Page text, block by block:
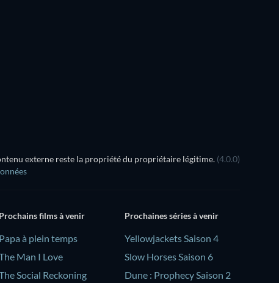
externe reste la propriété du propriétaire légitime. (4.0.0)
Prochains films à venir
‎Papa à plein temps
Man I Love
Social Reckoning
Prochaines séries à venir
Yellowjackets Saison 4
Slow Horses Saison 6
Dune : Prophecy Saison 2